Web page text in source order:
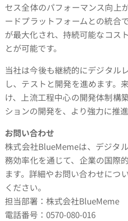
セス全体のパフォーマンス向上
ードプラットフォームとの統合
が最大化され、持続可能なコス
とが可能です。
当社は今後も継続的にデジタル
し、テストと開発を進めます。
け、上流工程中心の開発体制構
ションの開発を、より強力に推進
お問い合わせ
株式会社BlueMemeは、デジタ
務効率化を通じて、企業の国際
ます。詳細やお問い合わせにつ
ください。
担当部署：株式会社BlueMeme
電話番号：0570-080-016